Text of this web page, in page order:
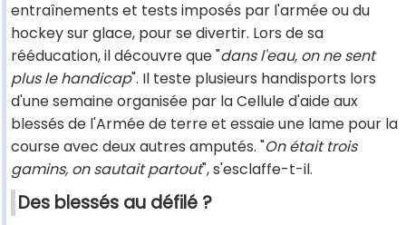
entraînements et tests imposés par l'armée ou du
hockey sur glace, pour se divertir. Lors de sa
rééducation, il découvre que "dans l'eau, on ne sent
plus le handicap". Il teste plusieurs handisports lors
d'une semaine organisée par la Cellule d'aide aux
blessés de l'Armée de terre et essaie une lame pour la
course avec deux autres amputés. "On était trois
gamins, on sautait partout", s'esclaffe-t-il.
Des blessés au défilé ?